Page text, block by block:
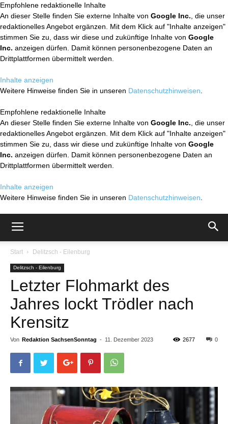
Empfohlene redaktionelle Inhalte
An dieser Stelle finden Sie externe Inhalte von Google Inc. , die unser
redaktionelles Angebot ergänzen. Mit dem Klick auf "Inhalte anzeigen"
stimmen Sie zu, dass wir diese und zukünftige Inhalte von Google
Inc. anzeigen dürfen. Damit können personenbezogene Daten an
Drittplattformen übermittelt werden.
Inhalte anzeigen
Weitere Hinweise finden Sie in unseren Datenschutzhinweisen
Empfohlene redaktionelle Inhalte
An dieser Stelle finden Sie externe Inhalte von Google Inc. , die unser
redaktionelles Angebot ergänzen. Mit dem Klick auf "Inhalte anzeigen"
stimmen Sie zu, dass wir diese und zukünftige Inhalte von Google
Inc. anzeigen dürfen. Damit können personenbezogene Daten an
Drittplattformen übermittelt werden.
Inhalte anzeigen
Weitere Hinweise finden Sie in unseren Datenschutzhinweisen
Start Delitzsch - Eilenburg
Delitzsch - Eilenburg
Letzter Flohmarkt des
Jahres lockt Trödler nach
Krensitz
Von Redaktion SachsenSonntag - 11. Dezember 2023 0
2677